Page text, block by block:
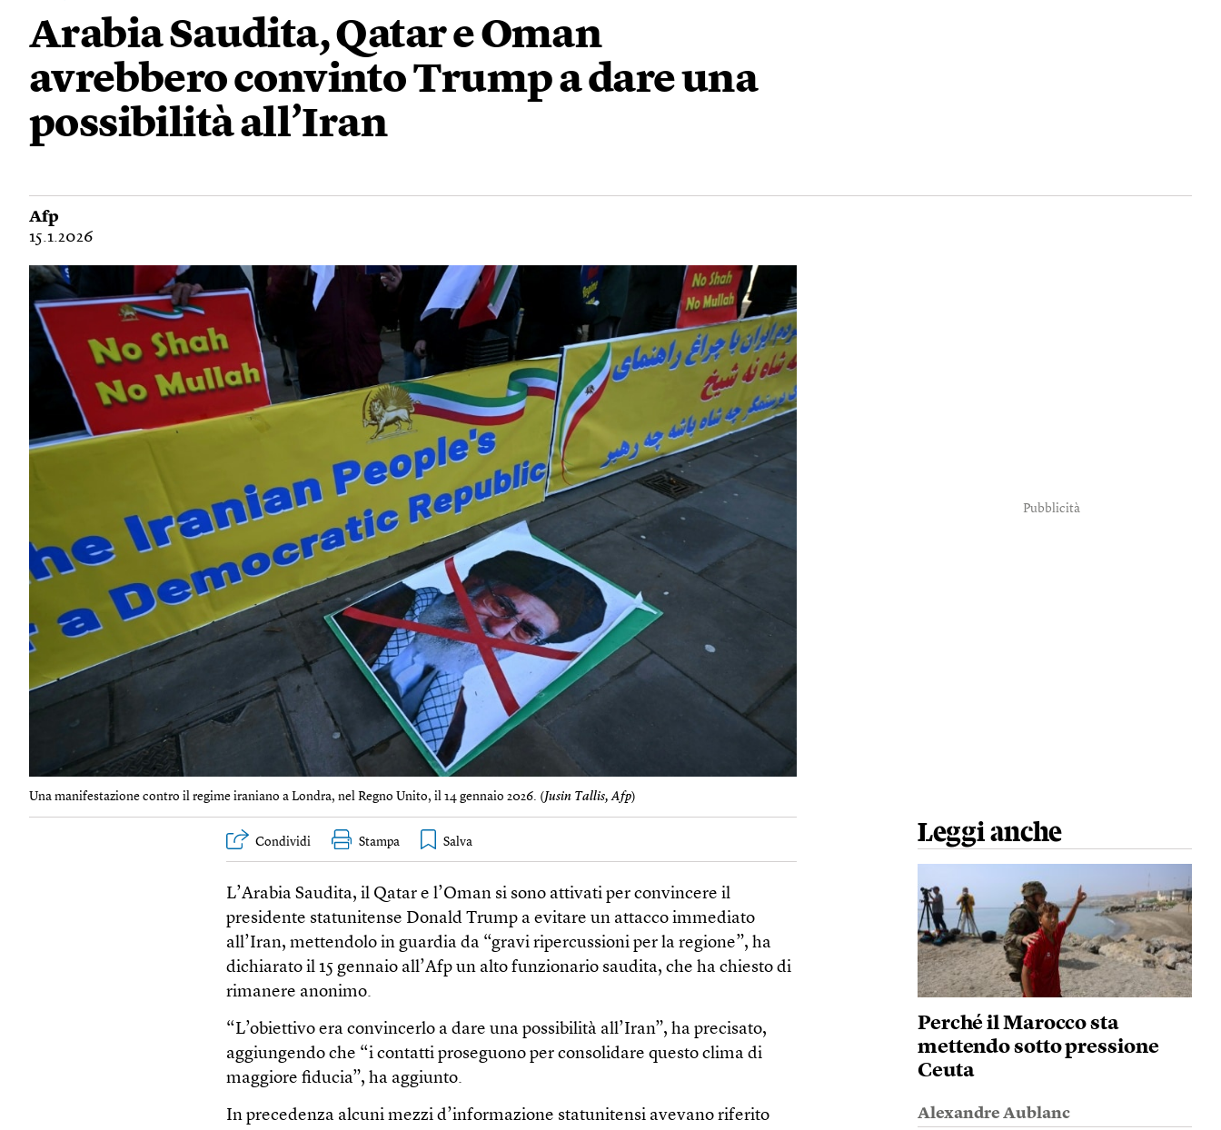
Arabia Saudita, Qatar e Oman
avrebbero convinto Trump a dare una
possibilità all’Iran
Afp
15.1.2026
Una manifestazione contro il regime iraniano a Londra, nel Regno Unito, il 14 gennaio 2026. (Jusin Tallis, Afp)
Pubblicità
Condividi Stampa
L’Arabia Saudita, il Qatar e l’Oman si sono attivati per convincere il
presidente statunitense Donald Trump a evitare un attacco immediato
all’Iran, mettendolo in guardia da “gravi ripercussioni per la regione”, ha
dichiarato il 15 gennaio all’Afp un alto funzionario saudita, che ha chiesto di
rimanere anonimo.
“L’obiettivo era convincerlo a dare una possibilità all’Iran”, ha precisato,
aggiungendo che “i contatti proseguono per consolidare questo clima di
maggiore fiducia”, ha aggiunto.
In precedenza alcuni mezzi d’informazione statunitensi avevano riferito
Leggi anche
Perché il Marocco sta
mettendo sotto pressione
Ceuta
Alexandre Aublanc